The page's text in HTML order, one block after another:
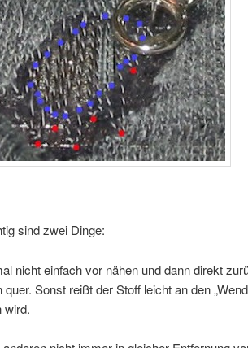
sind zwei Dinge:
nicht einfach vor nähen und dann direkt
quer. Sonst reißt der Stoff leicht an den
wird.